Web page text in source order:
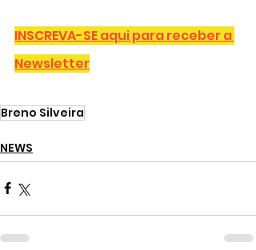
INSCREVA-SE aqui para receber a
Newsletter
Breno Silveira
NEWS